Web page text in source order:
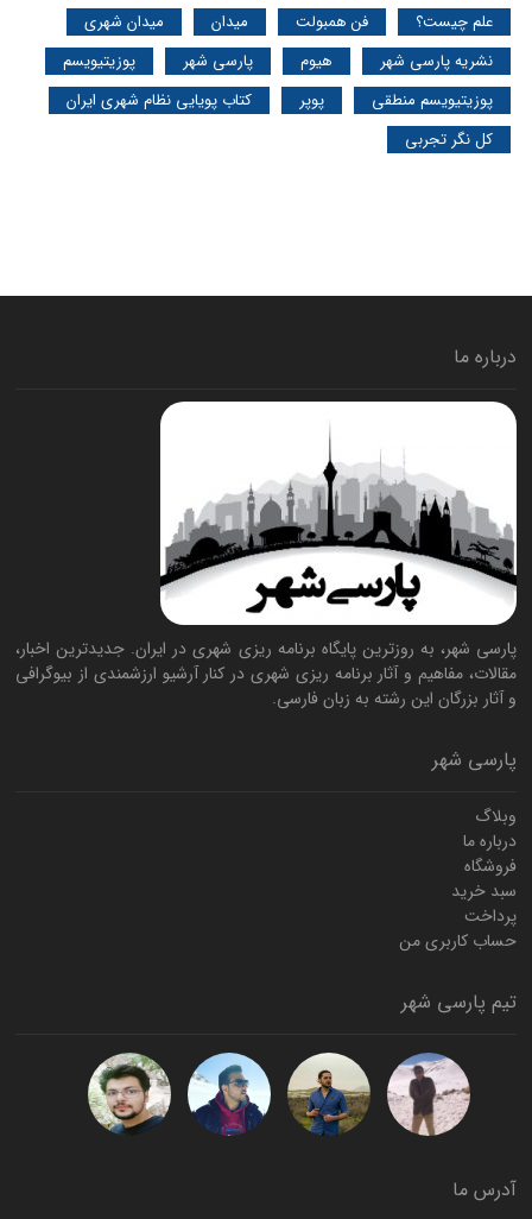
علم چیست؟
فن همبولت میدان
میدان شهری
نشریه پارسی شهر
هیوم پارسی شهر
پوزیتیویسم
پوزیتیویسم منطقی
پوپر
کتاب پویایی نظام شهری ایران
کل نگر تجربی
درباره ما
پارسی شهر، به روزترین پایگاه برنامه ریزی شهری در ایران. جدیدترین اخبار،
مقالات، مفاهیم و آثار برنامه ریزی شهری در کنار آرشیو ارزشمندی از بیوگرافی
و آثار بزرگان این رشته به زبان فارسی.
پارسی شهر
وبلاگ
درباره ما
فروشگاه
سبد خرید
پرداخت
حساب کاربری من
تیم پارسی شهر
آدرس ما